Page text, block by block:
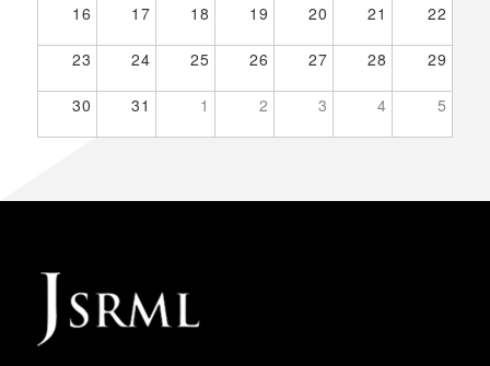
16 17 18 19 20 21 22
23 24 25 26 27 28 29
30 31 1 2 3 4 5